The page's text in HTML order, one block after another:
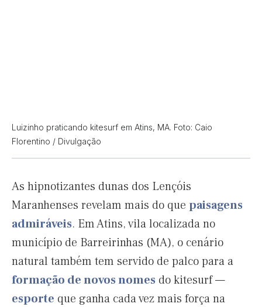
Luizinho praticando kitesurf em Atins, MA. Foto: Caio
Florentino / Divulgação
As hipnotizantes dunas dos Lençóis
Maranhenses revelam mais do que paisagens
admiráveis. Em Atins, vila localizada no
município de Barreirinhas (MA), o cenário
natural também tem servido de palco para a
formação de novos nomes do kitesurf —
esporte que ganha cada vez mais força na